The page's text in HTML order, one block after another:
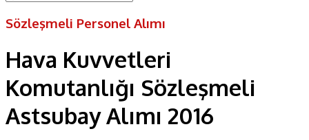
Sözleşmeli Personel Alımı
Hava Kuvvetleri
Komutanlığı Sözleşmeli
Astsubay Alımı 2016